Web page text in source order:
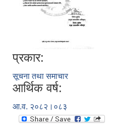
प्रकार:
सूचना तथा समाचार
आर्थिक वर्ष:
आ.व. २०८२।०८३